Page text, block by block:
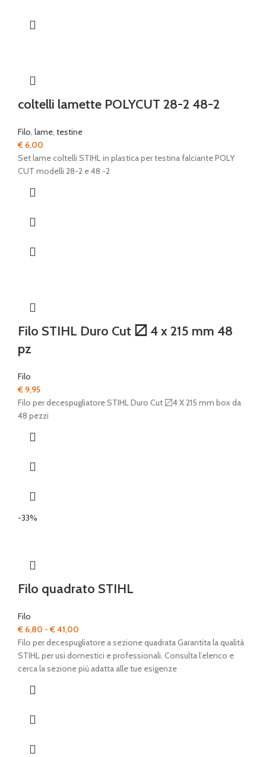
coltelli lamette POLYCUT 28-2 48-2
Filo, lame, testine
€ 6,00
Set lame coltelli STIHL in plastica per testina falciante POLY
CUT modelli 28-2 e 48 -2
Filo STIHL Duro Cut 〼 4 x 215 mm 48
pz
Filo
€ 9,95
Filo per decespugliatore STIHL Duro Cut 〼4 X 215 mm box da
48 pezzi
-33%
Filo quadrato STIHL
Filo
€ 6,80 - €41,00
di
prezzo:
da
Filo per decespugliatore a sezione quadrata Garantita la qualità
STIHL per usi domestici e professionali. Consulta l’elenco e
cerca la sezione più adatta alle tue esigenze